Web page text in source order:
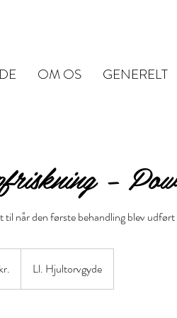
OM OS GENERELT
–
til når den første behandling blev
Ll. Hjultorvgyde